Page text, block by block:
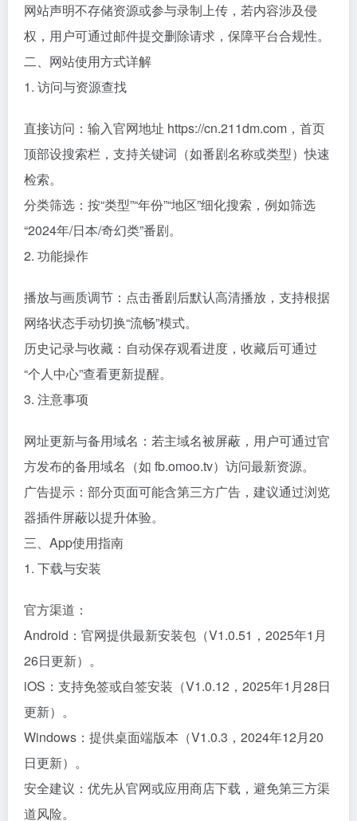
网站声明不存储资源或参与录制上传，若内容涉及侵
权，用户可通过邮件提交删除请求，保障平台合规性。
二、网站使用方式详解
1. 访问与资源查找
直接访问：输入官网地址 https://cn.211dm.com，首页
顶部设搜索栏，支持关键词（如番剧名称或类型）快速
检索。
分类筛选：按“类型”“年份”“地区”细化搜索，例如筛选
“2024年/日本/奇幻类”番剧。
2. 功能操作
播放与画质调节：点击番剧后默认高清播放，支持根据
网络状态手动切换“流畅”模式。
历史记录与收藏：自动保存观看进度，收藏后可通过
“个人中心”查看更新提醒。
3. 注意事项
网址更新与备用域名：若主域名被屏蔽，用户可通过官
方发布的备用域名（如 fb.omoo.tv）访问最新资源。
广告提示：部分页面可能含第三方广告，建议通过浏览
器插件屏蔽以提升体验。
三、App使用指南
1. 下载与安装
官方渠道：
Android：官网提供最新安装包（V1.0.51，2025年1月
26日更新）。
iOS：支持免签或自签安装（V1.0.12，2025年1月28日
更新）。
Windows：提供桌面端版本（V1.0.3，2024年12月20
日更新）。
安全建议：优先从官网或应用商店下载，避免第三方渠
道风险。